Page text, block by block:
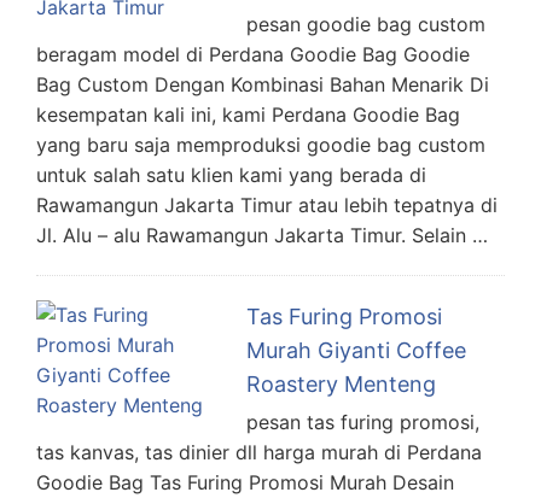
pesan goodie bag custom
beragam model di Perdana Goodie Bag Goodie
Bag Custom Dengan Kombinasi Bahan Menarik Di
kesempatan kali ini, kami Perdana Goodie Bag
yang baru saja memproduksi goodie bag custom
untuk salah satu klien kami yang berada di
Rawamangun Jakarta Timur atau lebih tepatnya di
Jl. Alu – alu Rawamangun Jakarta Timur. Selain …
Tas Furing Promosi
Murah Giyanti Coffee
Roastery Menteng
pesan tas furing promosi,
tas kanvas, tas dinier dll harga murah di Perdana
Goodie Bag Tas Furing Promosi Murah Desain